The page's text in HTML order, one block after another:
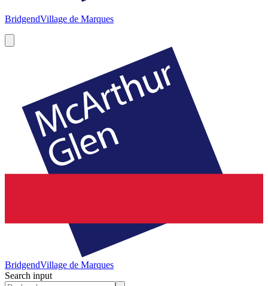
BridgendVillage de Marques
BridgendVillage de Marques
Search input